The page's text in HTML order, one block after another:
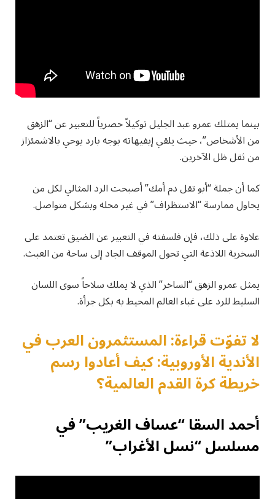
بينما يمتلك عمرو عبد الجليل توكيلاً حصرياً للتعبير عن “الزهق
من الأشخاص”، حيث يلقي إيفيهاته بوجه بارد يوحي بالاشمئزاز
من ثقل ظل الآخرين.
كما أن جملة “أبو تقل دم أمك” أصبحت الرد المثالي لكل من
يحاول ممارسة “الاستظراف” في غير محله وبشكل متواصل.
علاوة على ذلك، فإن فلسفته في التعبير عن الضيق تعتمد على
السخرية اللاذعة التي تحول الموقف الجاد إلى ساحة من العبث.
يمثل عمرو الزهق “الساخر” الذي لا يملك سلاحاً سوى اللسان
السليط للرد على غباء العالم المحيط به بكل جرأة.
لا تفوّت قراءة: المستثمرون العرب في
الأندية الأوروبية: كيف أعادوا رسم
خريطة كرة القدم العالمية؟
أحمد السقا “عساف الغريب” في
مسلسل “نسل الأغراب”